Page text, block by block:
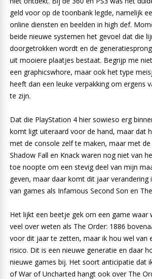
geld voor op de toonbank legde, namelijk
online diensten en beelden in high def.
beide nieuwe systemen het gevoel dat die
doorgetrokken wordt en de
uit mooiere plaatjes bestaat. Begrijp me
een graphicswhore, maar ook het type
heeft dan een leuke verpakking om ergens
te zijn.
Dat die PlayStation 4 hier sowieso erg
komt ligt uiteraard voor de hand, maar dat
met de console zelf te maken, maar met de
Shadow Fall en Knack waren nog niet van
toe noopte om een stevig deel van mijn
geven, maar daar komt dit jaar verandering
van games als Infamous Second Son en
Het lijkt een beetje gek om een game waar
veel over weten als The Order: 1886
voor dit jaar te zetten, maar ik hou wel van
risico. Dit is een nieuwe generatie en daar
nieuwe games bij. Het soort anticipatie dat
of War of Uncharted hangt ook over The